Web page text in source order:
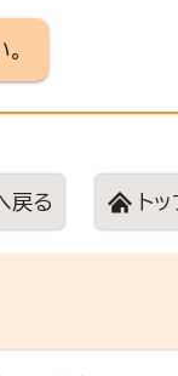
戻る ト